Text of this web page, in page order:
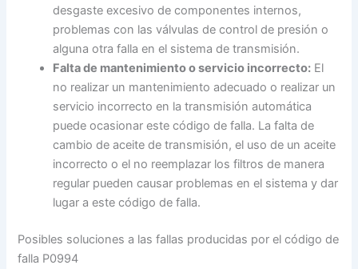
desgaste excesivo de componentes internos,
problemas con las válvulas de control de presión o
alguna otra falla en el sistema de transmisión.
Falta de mantenimiento o servicio incorrecto: El
no realizar un mantenimiento adecuado o realizar un
servicio incorrecto en la transmisión automática
puede ocasionar este código de falla. La falta de
cambio de aceite de transmisión, el uso de un aceite
incorrecto o el no reemplazar los filtros de manera
regular pueden causar problemas en el sistema y dar
lugar a este código de falla.
Posibles soluciones a las fallas producidas por el código de
falla P0994